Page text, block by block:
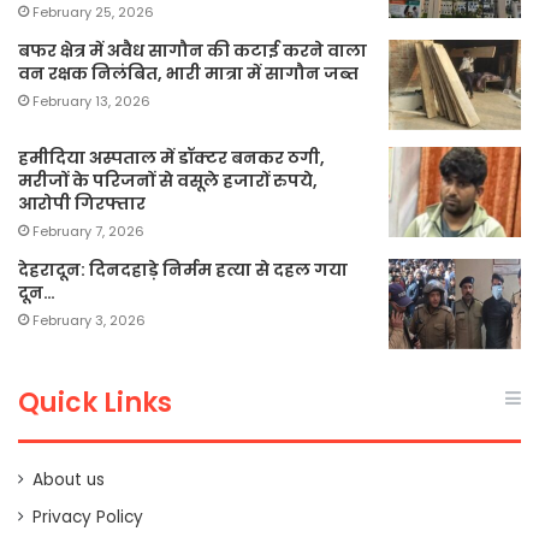
February 25, 2026
बफर क्षेत्र में अवैध सागौन की कटाई करने वाला
वन रक्षक निलंबित, भारी मात्रा में सागौन जब्त
February 13, 2026
हमीदिया अस्पताल में डॉक्टर बनकर ठगी,
मरीजों के परिजनों से वसूले हजारों रुपये,
आरोपी गिरफ्तार
February 7, 2026
देहरादून: दिनदहाड़े निर्मम हत्या से दहल गया
दून…
February 3, 2026
Quick Links
About us
Privacy Policy